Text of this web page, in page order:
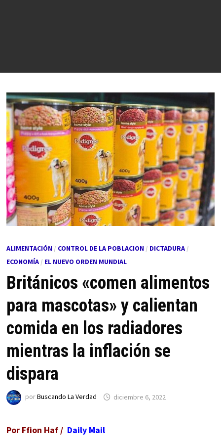
ALIMENTACIÓN/ CONTROL DE LA POBLACION/ DICTADURA/
ECONOMÍA/ EL NUEVO ORDEN MUNDIAL
Británicos «comen alimentos
para mascotas» y calientan
comida en los radiadores
mientras la inflación se
dispara
porBuscando La Verdad diciembre 6, 2022
Por Ffion Haf / Daily Mail